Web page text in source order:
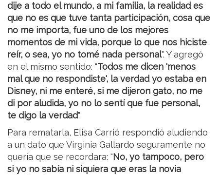
dije a todo el mundo, a mi familia, la realidad es
que no es que tuve tanta participación, cosa que
no me importa, fue uno de los mejores
momentos de mi vida, porque lo que nos hiciste
reír, o sea, yo no tomé nada personal". Y agregó
en el mismo sentido: “Todos me dicen 'menos
mal que no respondiste', la verdad yo estaba en
Disney, ni me enteré, si me dijeron gato, no me
di por aludida, yo no lo sentí que fue personal,
te digo la verdad".
Para rematarla, Elisa Carrió respondió aludiendo
a un dato que Virginia Gallardo seguramente no
quería que se recordara: "No, yo tampoco, pero
si yo no sabía ni siquiera que eras la novia